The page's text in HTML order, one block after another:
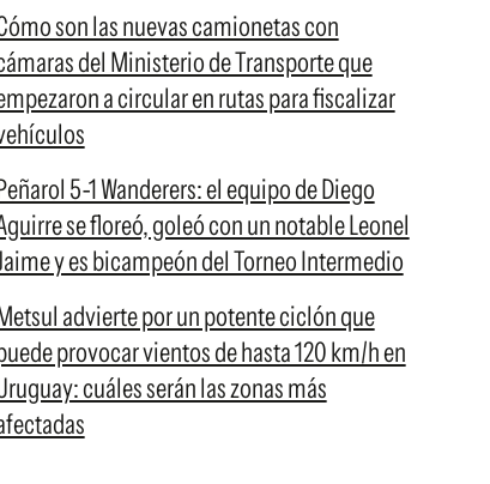
son las nuevas camionetas con
del Ministerio de Transporte que
a circular en rutas para fiscalizar
5-1 Wanderers: el equipo de Diego
se floreó, goleó con un notable Leonel
y es bicampeón del Torneo Intermedio
advierte por un potente ciclón que
provocar vientos de hasta 120 km/h en
cuáles serán las zonas más